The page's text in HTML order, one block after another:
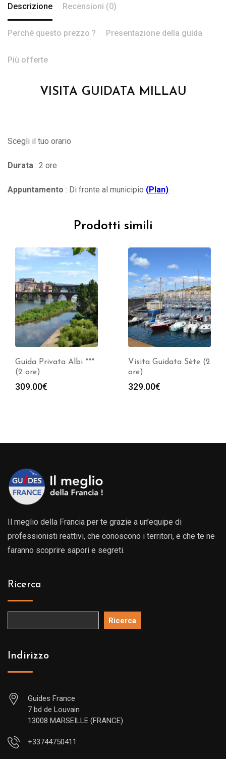
Descrizione Recensioni (0)
Perché questo prezzo ? Presentazione della guida
Più offerte
VISITA GUIDATA MILLAU
Scegli il tuo orario
Durata : 2 ore
Appuntamento : Di fronte al municipio (Plan)
Prodotti simili
Guida Privata Albi ***
(2 ore)
309.00€
Visita Guidata Sète (2
ore)
329.00€
Il meglio della Francia per te grazie a un’equipe di
professionisti reattivi, che conoscono i territori, e che te ne
faranno scoprire sapori e segreti.
Ricerca
Ricerca
Indirizzo
Guides France
7 bd de Louvain
13008 MARSEILLE (FRANCE)
+33744750411